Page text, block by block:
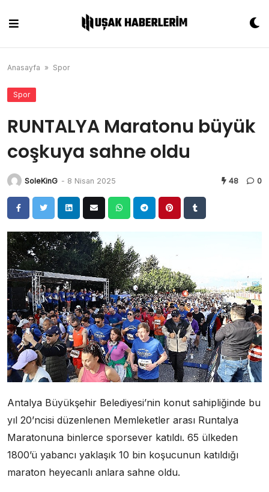
content
Anasayfa » Spor
Spor
RUNTALYA Maratonu büyük
coşkuya sahne oldu
SoleKinG - 8 Nisan 2025 48 0
Antalya Büyükşehir Belediyesi’nin konut sahipliğinde bu
yıl 20’ncisi düzenlenen Memleketler arası Runtalya
Maratonuna binlerce sporsever katıldı. 65 ülkeden
1800’ü yabancı yaklaşık 10 bin koşucunun katıldığı
maraton heyecanlı anlara sahne oldu.